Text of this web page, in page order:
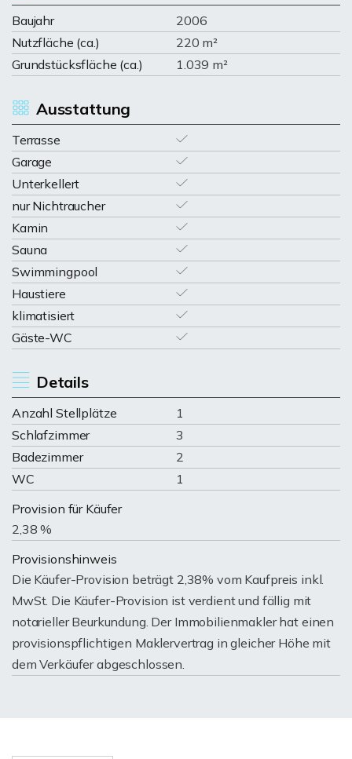
Baujahr
2006
Nutzfläche (ca.)
220 m²
Grundstücksfläche (ca.)
1.039 m²
Ausstattung
Terrasse
Garage
Unterkellert
nur Nichtraucher
Kamin
Sauna
Swimmingpool
Haustiere
klimatisiert
Gäste-WC
Details
Anzahl Stellplätze
1
Schlafzimmer
3
Badezimmer
2
WC
1
Provision für Käufer
2,38 %
Provisionshinweis
Die Käufer-Provision beträgt 2,38% vom Kaufpreis inkl.
MwSt. Die Käufer-Provision ist verdient und fällig mit
notarieller Beurkundung. Der Immobilienmakler hat einen
provisionspflichtigen Maklervertrag in gleicher Höhe mit
dem Verkäufer abgeschlossen.